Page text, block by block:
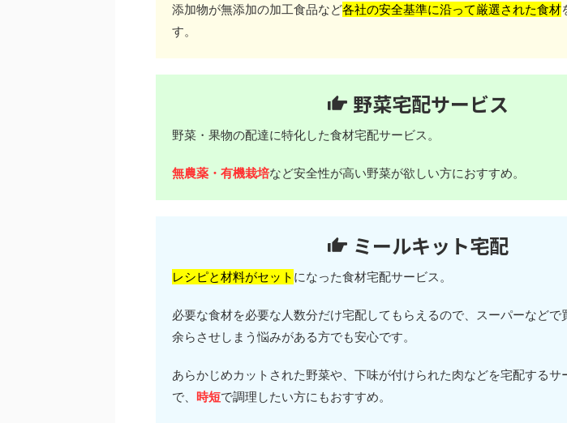
添加物が無添加の加工食品など各社の安全基準に沿って厳選された食材
す。
野菜宅配サービス
野菜・果物の配達に特化した食材宅配サービス。
無農薬・有機栽培など安全性が高い野菜が欲しい方におすすめ。
ミールキット宅配
レシピと材料がセット になった食材宅配サービス。
必要な食材を必要な人数分だけ宅配してもらえるので、スーパーなどで
余らさせしまう悩みがある方でも安心です。
あらかじめカットされた野菜や、下味が付けられた肉などを宅配するサ
で、 時短で調理したい方にもおすすめ。